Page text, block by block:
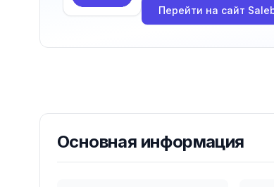
Перейти на сайт
Основная информация